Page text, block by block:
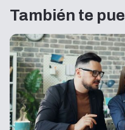
También te